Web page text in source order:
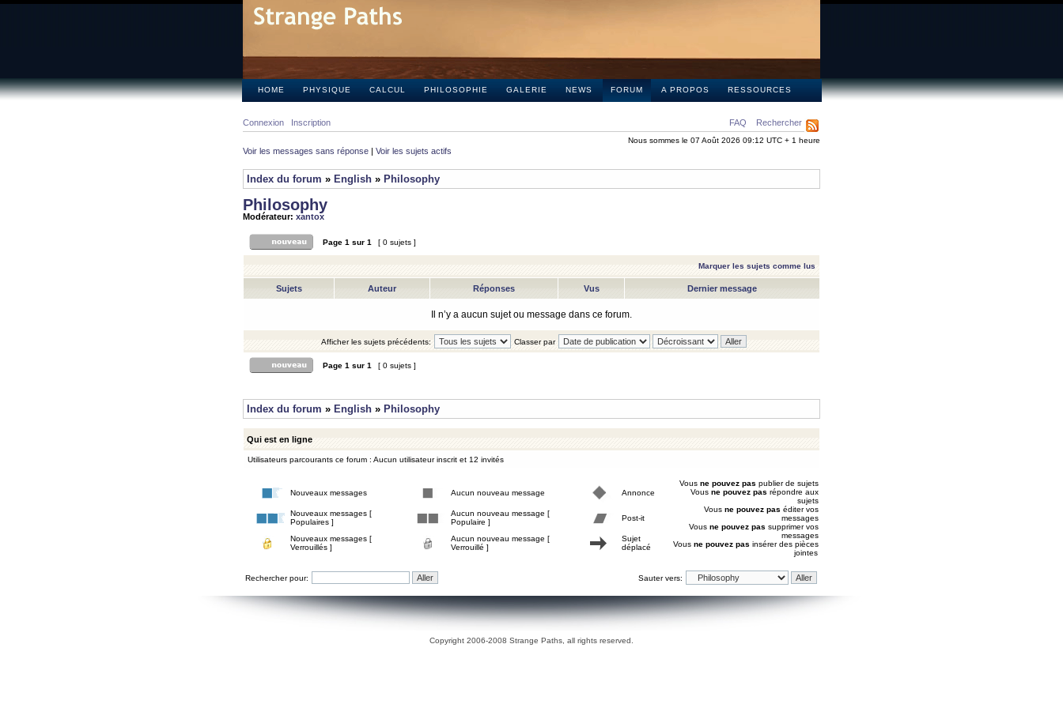
HOME PHYSIQUE CALCUL PHILOSOPHIE GALERIE NEWS FORUM A PROPOS RESSOURCES
FAQ Rechercher
Connexion Inscription
Nous sommes le 07 Août 2026 09:12 UTC + 1 heure
Voir les messages sans réponse | Voir les sujets actifs
Index du forum » English » Philosophy
Philosophy
Modérateur: xantox
Page 1 sur 1 [ 0 sujets ]
Marquer les sujets comme lus
Sujets Auteur Réponses Vus Dernier message
Il n’y a aucun sujet ou message dans ce forum.
Afficher les sujets précédents: Classer par
Page 1 sur 1 [ 0 sujets ]
Index du forum » English » Philosophy
Qui est en ligne
Utilisateurs parcourants ce forum : Aucun utilisateur inscrit et 12 invités
Nouveaux messages Aucun nouveau message Annonce
Nouveaux messages [
Populaires ]
Aucun nouveau message [
Populaire ]
Post-it
Nouveaux messages [
Verrouillés ]
Aucun nouveau message [
Verrouillé ]
Sujet
déplacé
Vous ne pouvez pas publier de sujets
Vous ne pouvez pas répondre aux
sujets
Vous ne pouvez pas éditer vos
messages
Vous ne pouvez pas supprimer vos
messages
Vous ne pouvez pas insérer des pièces
jointes
Rechercher pour: Sauter vers:
Copyright 2006-2008 Strange Paths, all rights reserved.